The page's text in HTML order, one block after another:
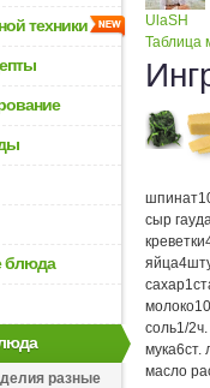
техники
блюда
разные
UlaSH
Таблица
шпинат
сыр
креветки
яйца4
сахар1
молоко
соль1/2
мука6ст.
масло